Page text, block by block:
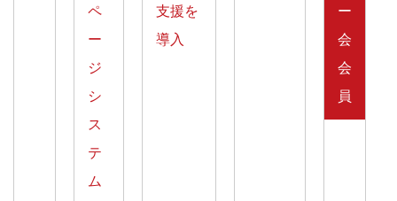
ペ
ー
ジ
シ
ス
テ
ム
支援を
導入
ー
会
会
員